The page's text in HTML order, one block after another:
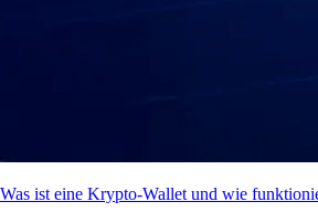
Was ist eine Krypto-Wallet und wie